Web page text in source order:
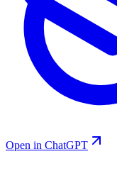
Open in ChatGPT